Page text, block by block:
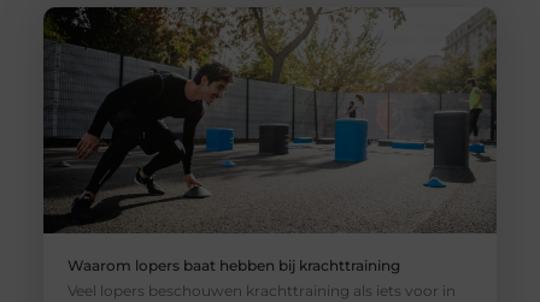
Waarom lopers baat hebben bij krachttraining
Veel lopers beschouwen krachttraining als iets voor in